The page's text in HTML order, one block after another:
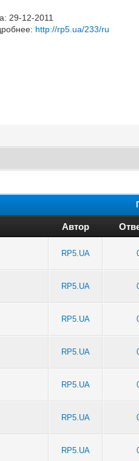
29-12-2011
http://rp5.ua/233/ru
Автор
RP5.UA
RP5.UA
RP5.UA
RP5.UA
RP5.UA
RP5.UA
RP5.UA